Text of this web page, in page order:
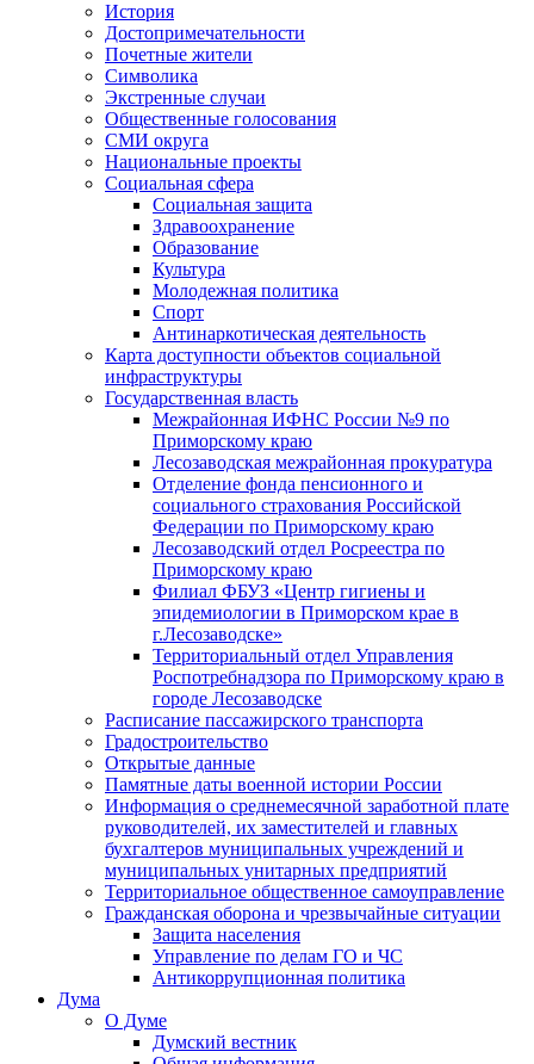
История
Достопримечательности
Почетные жители
Символика
Экстренные случаи
Общественные голосования
СМИ округа
Национальные проекты
Социальная сфера
Социальная защита
Здравоохранение
Образование
Культура
Молодежная политика
Спорт
Антинаркотическая деятельность
Карта доступности объектов социальной
инфраструктуры
Государственная власть
Межрайонная ИФНС России №9 по
Приморскому краю
Лесозаводская межрайонная прокуратура
Отделение фонда пенсионного и
социального страхования Российской
Федерации по Приморскому краю
Лесозаводский отдел Росреестра по
Приморскому краю
Филиал ФБУЗ «Центр гигиены и
эпидемиологии в Приморском крае в
г.Лесозаводске»
Территориальный отдел Управления
Роспотребнадзора по Приморскому краю в
городе Лесозаводске
Расписание пассажирского транспорта
Градостроительство
Открытые данные
Памятные даты военной истории России
Информация о среднемесячной заработной плате
руководителей, их заместителей и главных
бухгалтеров муниципальных учреждений и
муниципальных унитарных предприятий
Территориальное общественное самоуправление
Гражданская оборона и чрезвычайные ситуации
Защита населения
Управление по делам ГО и ЧС
Антикоррупционная политика
Дума
О Думе
Думский вестник